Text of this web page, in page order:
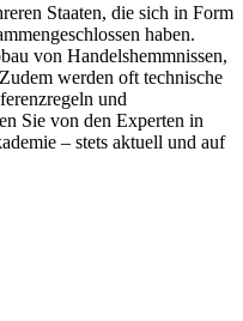
Staaten, die sich in Form
haben.
von Handelshemmnissen,
werden oft technische
und
Sie von den Experten in
– stets aktuell und auf